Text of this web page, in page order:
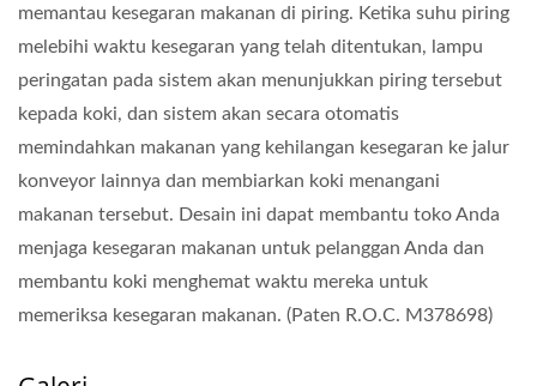
memantau kesegaran makanan di piring. Ketika suhu piring
melebihi waktu kesegaran yang telah ditentukan, lampu
peringatan pada sistem akan menunjukkan piring tersebut
kepada koki, dan sistem akan secara otomatis
memindahkan makanan yang kehilangan kesegaran ke jalur
konveyor lainnya dan membiarkan koki menangani
makanan tersebut. Desain ini dapat membantu toko Anda
menjaga kesegaran makanan untuk pelanggan Anda dan
membantu koki menghemat waktu mereka untuk
memeriksa kesegaran makanan. (Paten R.O.C. M378698)